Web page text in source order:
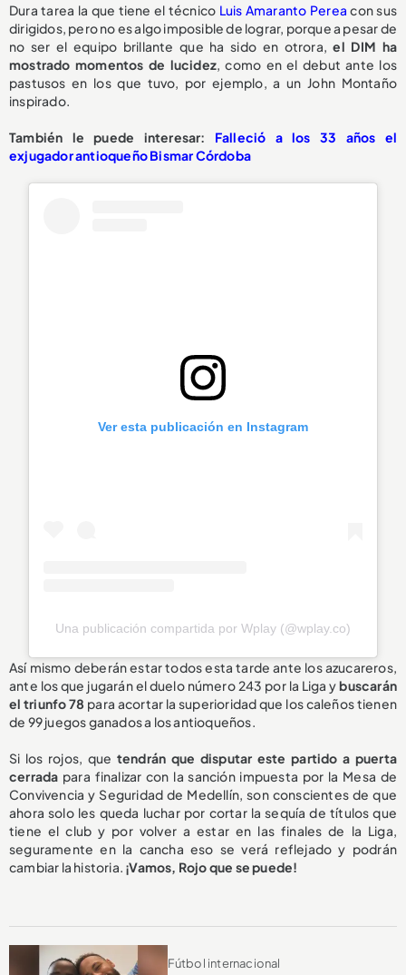
Dura tarea la que tiene el técnico Luis Amaranto Perea con sus
dirigidos, pero no es algo imposible de lograr, porque a pesar de
no ser el equipo brillante que ha sido en otrora,el DIM ha
mostrado momentos de lucidez, como en el debut ante los
pastusos en los que tuvo, por ejemplo, a un John Montaño
inspirado.
También le puede interesar: Falleció a los 33 años el
exjugador antioqueño Bismar Córdoba
Ver esta publicación en Instagram
Una publicación compartida por Wplay (@wplay.co)
Así mismo deberán estar todos esta tarde ante los azucareros,
ante los que jugarán el duelo número 243 por la Liga ybuscarán
el triunfo 78 para acortar la superioridad que los caleños tienen
de 99 juegos ganados a los antioqueños.
Si los rojos, que tendrán que disputar este partido a puerta
cerrada para finalizar con la sanción impuesta por la Mesa de
Convivencia y Seguridad de Medellín, son conscientes de que
ahora solo les queda luchar por cortar la sequía de títulos que
tiene el club y por volver a estar en las finales de la Liga,
seguramente en la cancha eso se verá reflejado y podrán
cambiar la historia. ¡Vamos, Rojo que se puede!
Fútbol internacional